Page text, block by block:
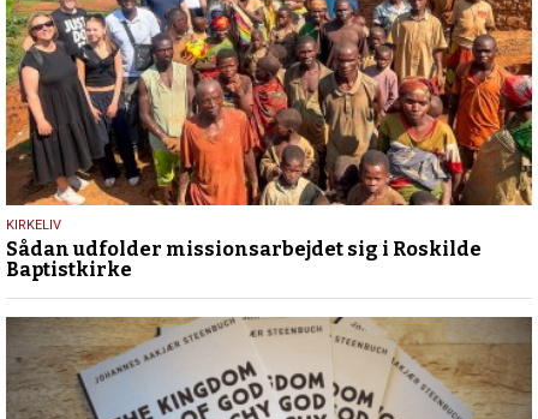
13.
maj
2026
KIRKELIV
Sådan udfolder missionsarbejdet sig i Roskilde
Baptistkirke